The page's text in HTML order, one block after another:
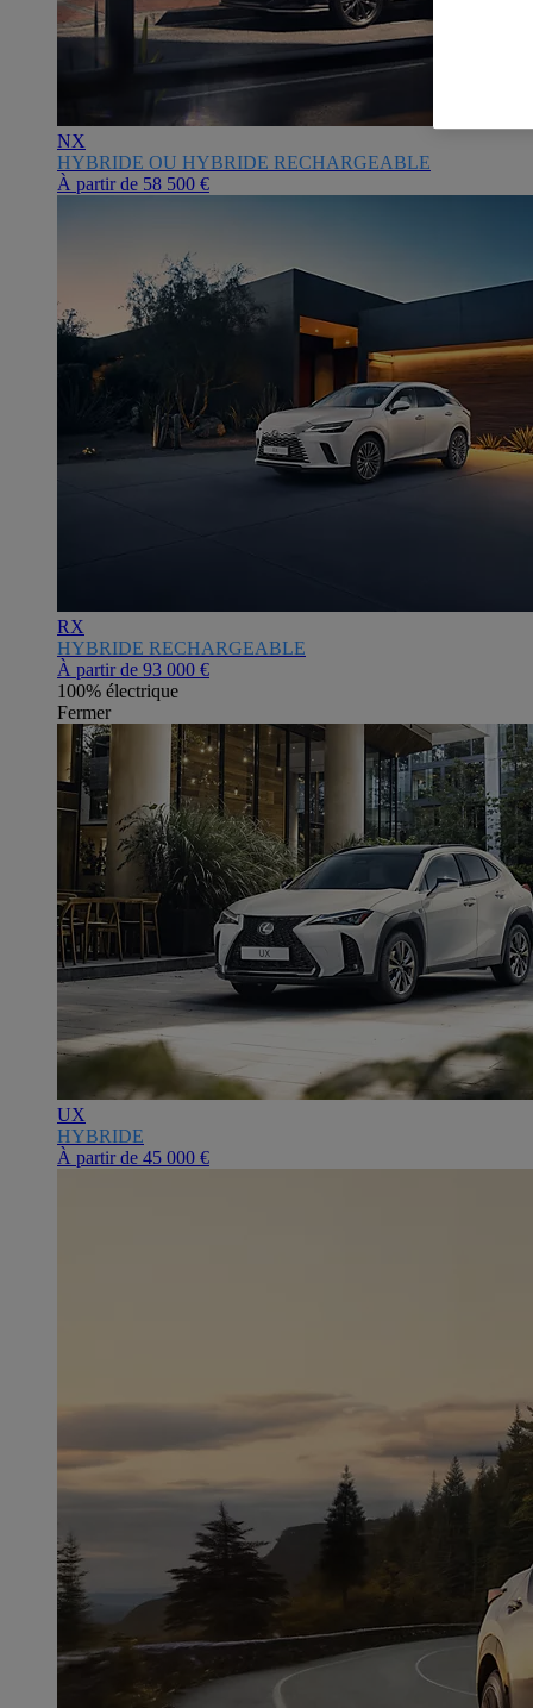
NX
HYBRIDE OU HYBRIDE RECHARGEABLE
À partir de 58 500 €
RX
HYBRIDE RECHARGEABLE
À partir de 93 000 €
100% électrique
Fermer
UX
HYBRIDE
À partir de 45 000 €